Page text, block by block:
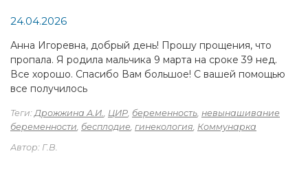
24.04.2026
Анна Игоревна, добрый день! Прошу прощения, что
пропала. Я родила мальчика 9 марта на сроке 39 нед.
Все хорошо. Спасибо Вам большое! С вашей помощью
все получилось
Теги:Дрожжина А.И., ЦИР, беременность, невынашивание
беременности, бесплодие, гинекология, Коммунарка
Автор: Г.В.